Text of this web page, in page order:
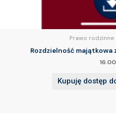
Prawo
Rozdzielność majątkowa
16.00
Kupuję dostęp